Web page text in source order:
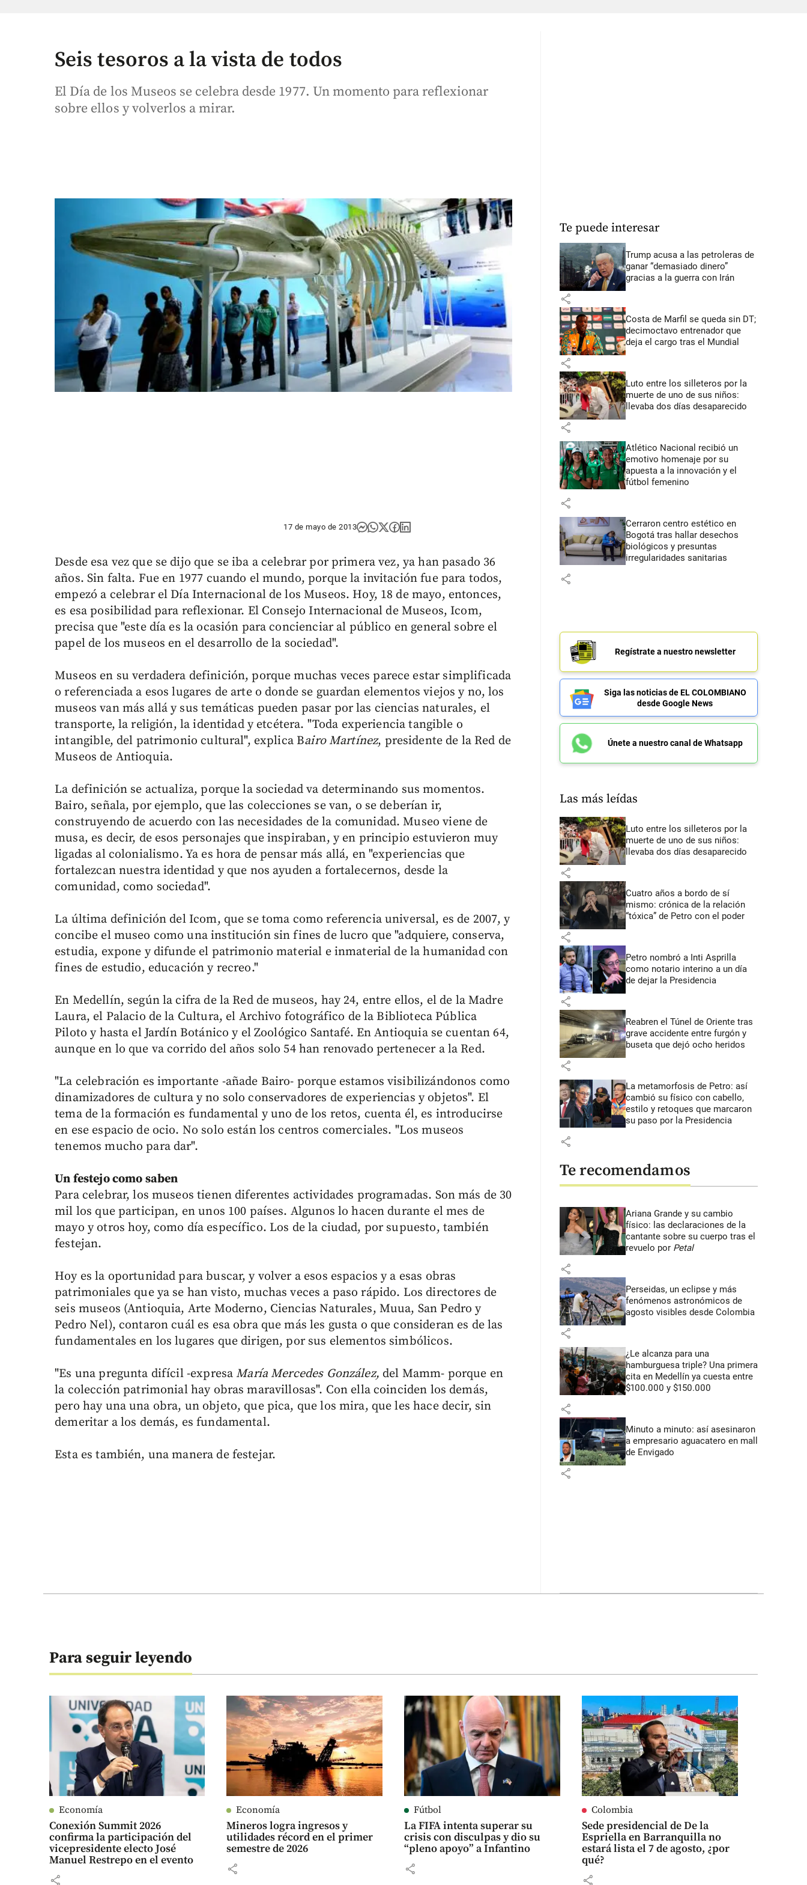
Seis tesoros a la vista de todos
El Día de los Museos se celebra desde 1977. Un momento para reflexionar
sobre ellos y volverlos a mirar.
17 de mayo de 2013
Desde esa vez que se dijo que se iba a celebrar por primera vez, ya han pasado 36
años. Sin falta. Fue en 1977 cuando el mundo, porque la invitación fue para todos,
empezó a celebrar el Día Internacional de los Museos. Hoy, 18 de mayo, entonces,
es esa posibilidad para reflexionar. El Consejo Internacional de Museos, Icom,
precisa que "este día es la ocasión para concienciar al público en general sobre el
papel de los museos en el desarrollo de la sociedad".
Museos en su verdadera definición, porque muchas veces parece estar simplificada
o referenciada a esos lugares de arte o donde se guardan elementos viejos y no, los
museos van más allá y sus temáticas pueden pasar por las ciencias naturales, el
transporte, la religión, la identidad y etcétera. "Toda experiencia tangible o
intangible, del patrimonio cultural", explica Bairo Martínez, presidente de la Red de
Museos de Antioquia.
La definición se actualiza, porque la sociedad va determinando sus momentos.
Bairo, señala, por ejemplo, que las colecciones se van, o se deberían ir,
construyendo de acuerdo con las necesidades de la comunidad. Museo viene de
musa, es decir, de esos personajes que inspiraban, y en principio estuvieron muy
ligadas al colonialismo. Ya es hora de pensar más allá, en "experiencias que
fortalezcan nuestra identidad y que nos ayuden a fortalecernos, desde la
comunidad, como sociedad".
La última definición del Icom, que se toma como referencia universal, es de 2007, y
concibe el museo como una institución sin fines de lucro que "adquiere, conserva,
estudia, expone y difunde el patrimonio material e inmaterial de la humanidad con
fines de estudio, educación y recreo."
En Medellín, según la cifra de la Red de museos, hay 24, entre ellos, el de la Madre
Laura, el Palacio de la Cultura, el Archivo fotográfico de la Biblioteca Pública
Piloto y hasta el Jardín Botánico y el Zoológico Santafé. En Antioquia se cuentan 64,
aunque en lo que va corrido del años solo 54 han renovado pertenecer a la Red.
"La celebración es importante -añade Bairo- porque estamos visibilizándonos como
dinamizadores de cultura y no solo conservadores de experiencias y objetos". El
tema de la formación es fundamental y uno de los retos, cuenta él, es introducirse
en ese espacio de ocio. No solo están los centros comerciales. "Los museos
tenemos mucho para dar".
Un festejo como saben
Para celebrar, los museos tienen diferentes actividades programadas. Son más de 30
mil los que participan, en unos 100 países. Algunos lo hacen durante el mes de
mayo y otros hoy, como día específico. Los de la ciudad, por supuesto, también
festejan.
Hoy es la oportunidad para buscar, y volver a esos espacios y a esas obras
patrimoniales que ya se han visto, muchas veces a paso rápido. Los directores de
seis museos (Antioquia, Arte Moderno, Ciencias Naturales, Muua, San Pedro y
Pedro Nel), contaron cuál es esa obra que más les gusta o que consideran es de las
fundamentales en los lugares que dirigen, por sus elementos simbólicos.
"Es una pregunta difícil -expresa María Mercedes González, del Mamm- porque en
la colección patrimonial hay obras maravillosas". Con ella coinciden los demás,
pero hay una una obra, un objeto, que pica, que los mira, que les hace decir, sin
demeritar a los demás, es fundamental.
Esta es también, una manera de festejar.
Te puede interesar
Trump acusa a las petroleras de
ganar “demasiado dinero”
gracias a la guerra con Irán
share
Costa de Marfil se queda sin DT;
decimoctavo entrenador que
deja el cargo tras el Mundial
share
Luto entre los silleteros por la
muerte de uno de sus niños:
llevaba dos días desaparecido
share
Atlético Nacional recibió un
emotivo homenaje por su
apuesta a la innovación y el
fútbol femenino
share
Cerraron centro estético en
Bogotá tras hallar desechos
biológicos y presuntas
irregularidades sanitarias
share
Regístrate a nuestro newsletter
Siga las noticias de EL COLOMBIANO
desde Google News
Únete a nuestro canal de Whatsapp
Las más leídas
Luto entre los silleteros por la
muerte de uno de sus niños:
llevaba dos días desaparecido
share
Cuatro años a bordo de sí
mismo: crónica de la relación
“tóxica” de Petro con el poder
share
Petro nombró a Inti Asprilla
como notario interino a un día
de dejar la Presidencia
share
Reabren el Túnel de Oriente tras
grave accidente entre furgón y
buseta que dejó ocho heridos
share
La metamorfosis de Petro: así
cambió su físico con cabello,
estilo y retoques que marcaron
su paso por la Presidencia
share
Te recomendamos
Ariana Grande y su cambio
físico: las declaraciones de la
cantante sobre su cuerpo tras el
revuelo por Petal
share
Perseidas, un eclipse y más
fenómenos astronómicos de
agosto visibles desde Colombia
share
¿Le alcanza para una
hamburguesa triple? Una primera
cita en Medellín ya cuesta entre
$100.000 y $150.000
share
Minuto a minuto: así asesinaron
a empresario aguacatero en mall
de Envigado
share
Para seguir leyendo
Economía
Conexión Summit 2026
confirma la participación del
vicepresidente electo José
Manuel Restrepo en el evento
share
Economía
Mineros logra ingresos y
utilidades récord en el primer
semestre de 2026
share
Fútbol
La FIFA intenta superar su
crisis con disculpas y dio su
“pleno apoyo” a Infantino
share
Colombia
Sede presidencial de De la
Espriella en Barranquilla no
estará lista el 7 de agosto, ¿por
qué?
share